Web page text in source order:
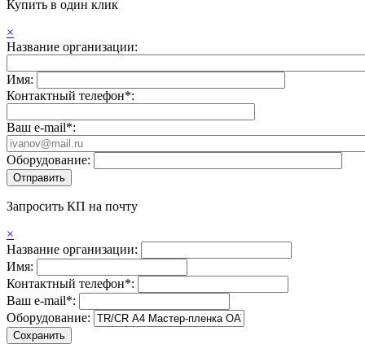
Купить в один клик
×
Название организации:
Имя:
Контактный телефон*:
Ваш e-mail*:
Оборудование:
Запросить КП на почту
×
Название организации:
Имя:
Контактный телефон*:
Ваш e-mail*:
Оборудование: